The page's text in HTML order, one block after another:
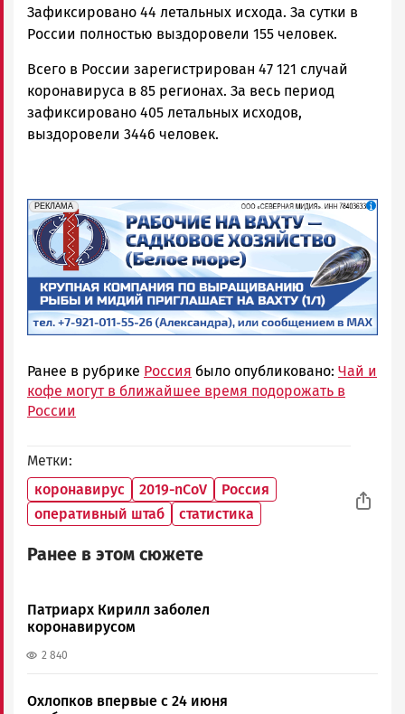
Зафиксировано 44 летальных исхода. За сутки в
России полностью выздоровели 155 человек.
Всего в России зарегистрирован 47 121 случай
коронавируса в 85 регионах. За весь период
зафиксировано 405 летальных исходов,
выздоровели 3446 человек.
erid: 2SDnjf467GP
РЕКЛАМА
Реклама
Ранее в рубрике Россия было опубликовано: Чай и
кофе могут в ближайшее время подорожать в
России
Метки
коронавирус
2019-nCoV
Россия
оперативный штаб
статистика
Ранее в этом сюжете
Патриарх Кирилл заболел
коронавирусом
2 840
Охлопков впервые с 24 июня